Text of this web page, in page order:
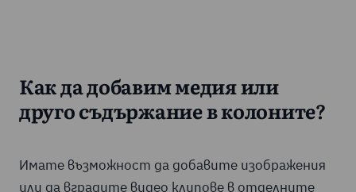
Как да добавим медия или
друго съдържание в колоните?
Имате възможност да добавите изображения
или да вградите видео клипове в отделните